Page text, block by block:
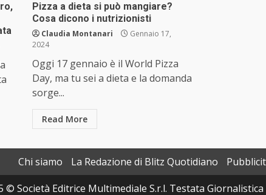
Pizza a dieta si può mangiare?
Cosa dicono i nutrizionisti
Claudia Montanari
Gennaio 17,
2024
Oggi 17 gennaio è il World Pizza
Day, ma tu sei a dieta e la domanda
sorge...
Read More
Chi siamo La Redazione di Blitz Quotidiano
© Società Editrice Multimediale S.r.l. Testata